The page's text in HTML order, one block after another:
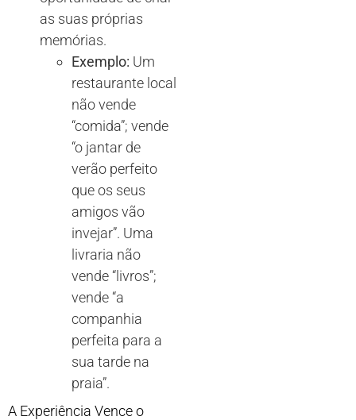
as suas próprias
memórias.
Exemplo: Um
restaurante local
não vende
“comida”; vende
“o jantar de
verão perfeito
que os seus
amigos vão
invejar”. Uma
livraria não
vende “livros”;
vende “a
companhia
perfeita para a
sua tarde na
praia”.
A Experiência Vence o